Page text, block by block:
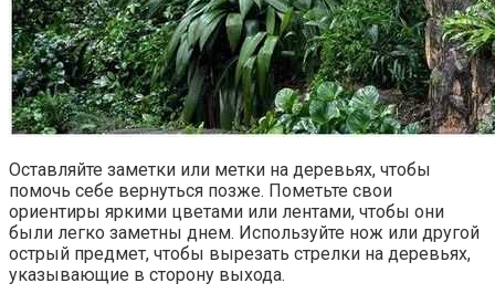
Оставляйте заметки или метки на деревьях, чтобы
помочь себе вернуться позже. Пометьте свои
ориентиры яркими цветами или лентами, чтобы они
были легко заметны днем. Используйте нож или другой
острый предмет, чтобы вырезать стрелки на деревьях,
указывающие в сторону выхода.